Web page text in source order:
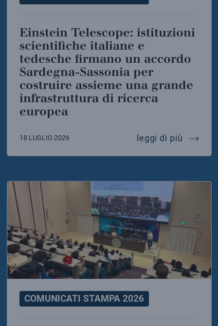
Einstein Telescope: istituzioni
scientifiche italiane e
tedesche firmano un accordo
Sardegna-Sassonia per
costruire assieme una grande
infrastruttura di ricerca
europea
18 LUGLIO 2026 leggi di più
COMUNICATI STAMPA 2026